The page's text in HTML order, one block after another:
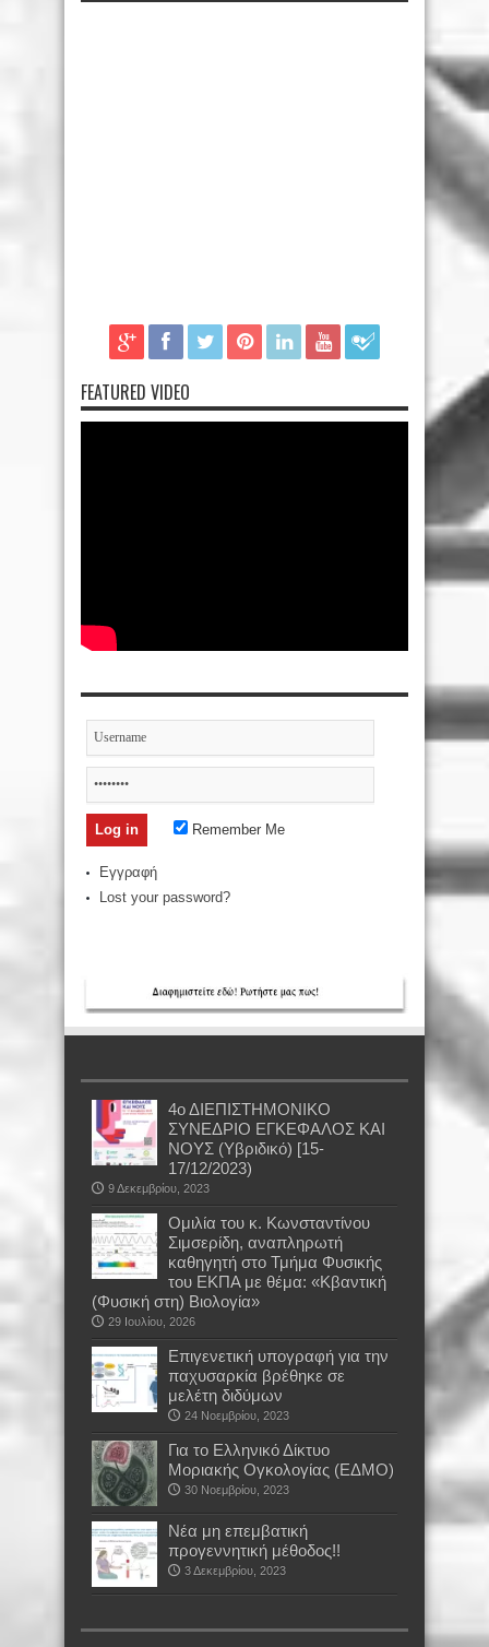
FEATURED VIDEO
Remember Me
Εγγραφή
Lost your password?
4ο ΔΙΕΠΙΣΤΗΜΟΝΙΚΟ
ΣΥΝΕΔΡΙΟ ΕΓΚΕΦΑΛΟΣ ΚΑΙ
ΝΟΥΣ (Υβριδικό) [15-
17/12/2023)
9 Δεκεμβρίου, 2023
Oμιλία του κ. Κωνσταντίνου
Σιμσερίδη, αναπληρωτή
καθηγητή στο Τμήμα Φυσικής
του ΕΚΠΑ με θέμα: «Κβαντική
(Φυσική στη) Βιολογία»
29 Ιουλίου, 2026
Επιγενετική υπογραφή για την
παχυσαρκία βρέθηκε σε
μελέτη διδύμων
24 Νοεμβρίου, 2023
Για το Ελληνικό Δίκτυο
Μοριακής Ογκολογίας (ΕΔΜΟ)
30 Νοεμβρίου, 2023
Νέα μη επεμβατική
προγεννητική μέθοδος!!
3 Δεκεμβρίου, 2023